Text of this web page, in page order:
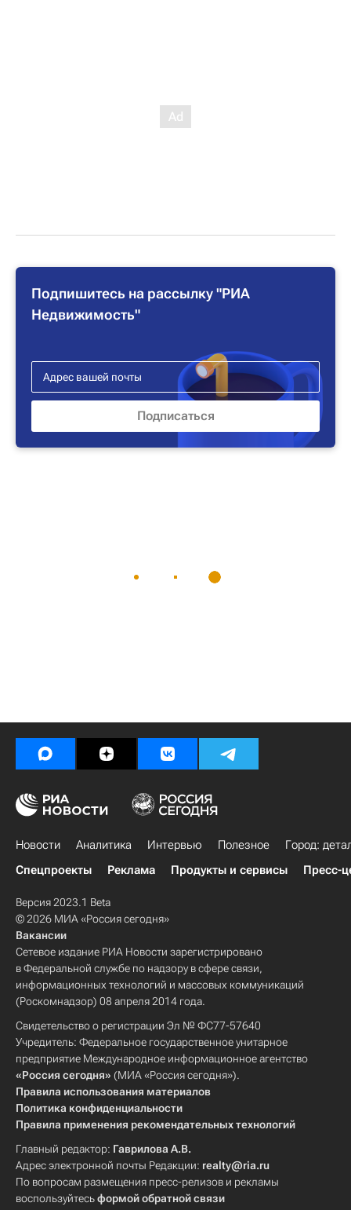
Подпишитесь на рассылку "РИА
Недвижимость"
Новости Аналитика Интервью Полезное
Город:
Спецпроекты
Реклама Продукты и сервисы Пресс-
Версия 2023.1 Beta
© 2026 МИА «Россия сегодня»
Вакансии
Сетевое издание РИА Новости зарегистрировано
в Федеральной службе по надзору в сфере связи,
информационных технологий и массовых коммуникаций
(Роскомнадзор) 08 апреля 2014 года.
Свидетельство о регистрации Эл № ФС77-57640
Учредитель: Федеральное государственное унитарное
предприятие Международное информационное агентство
«Россия сегодня» (МИА «Россия сегодня»).
Правила использования материалов
Политика конфиденциальности
Правила применения рекомендательных технологий
Главный редактор: Гаврилова А.В.
Адрес электронной почты Редакции: realty@ria.ru
По вопросам размещения пресс-релизов и рекламы
воспользуйтесьформой обратной связи